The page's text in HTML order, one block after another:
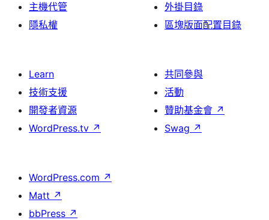
主機代管
隱私權
外掛目錄
區塊版面配置目錄
Learn
技術支援
開發者資源
WordPress.tv ↗
共同參與
活動
贊助基金會 ↗
Swag ↗
WordPress.com ↗
Matt ↗
bbPress ↗